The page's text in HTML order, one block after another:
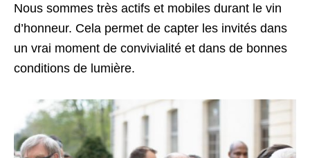
Nous sommes très actifs et mobiles durant le vin
d’honneur. Cela permet de capter les invités dans
un vrai moment de convivialité et dans de bonnes
conditions de lumière.